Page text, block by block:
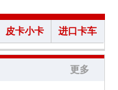
皮卡小卡 进口卡车
更多